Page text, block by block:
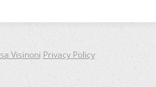
Visinoni Privacy Policy